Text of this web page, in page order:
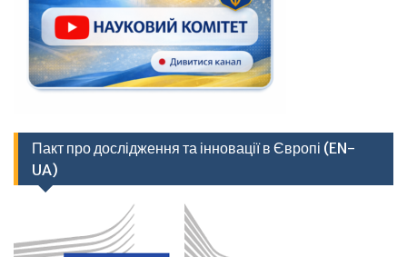
Пакт про дослідження та інновації в Європі (EN-
UA)